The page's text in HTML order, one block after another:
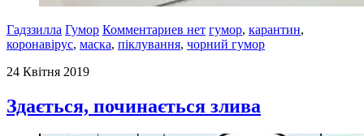
Гадззилла Гумор Комментариев нет гумор, карантин,
коронавірус, маска, піклування, чорний гумор
24 Квітня 2019
Здається, починається злива